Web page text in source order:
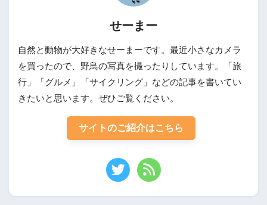
せーまー
自然と動物が大好きなせーまーです。最近小さなカメラ
を買ったので、野鳥の写真を撮ったりしています。「旅
行」「グルメ」「サイクリング」などの記事を書いてい
きたいと思います。ぜひご覧ください。
サイトのご紹介はこちら